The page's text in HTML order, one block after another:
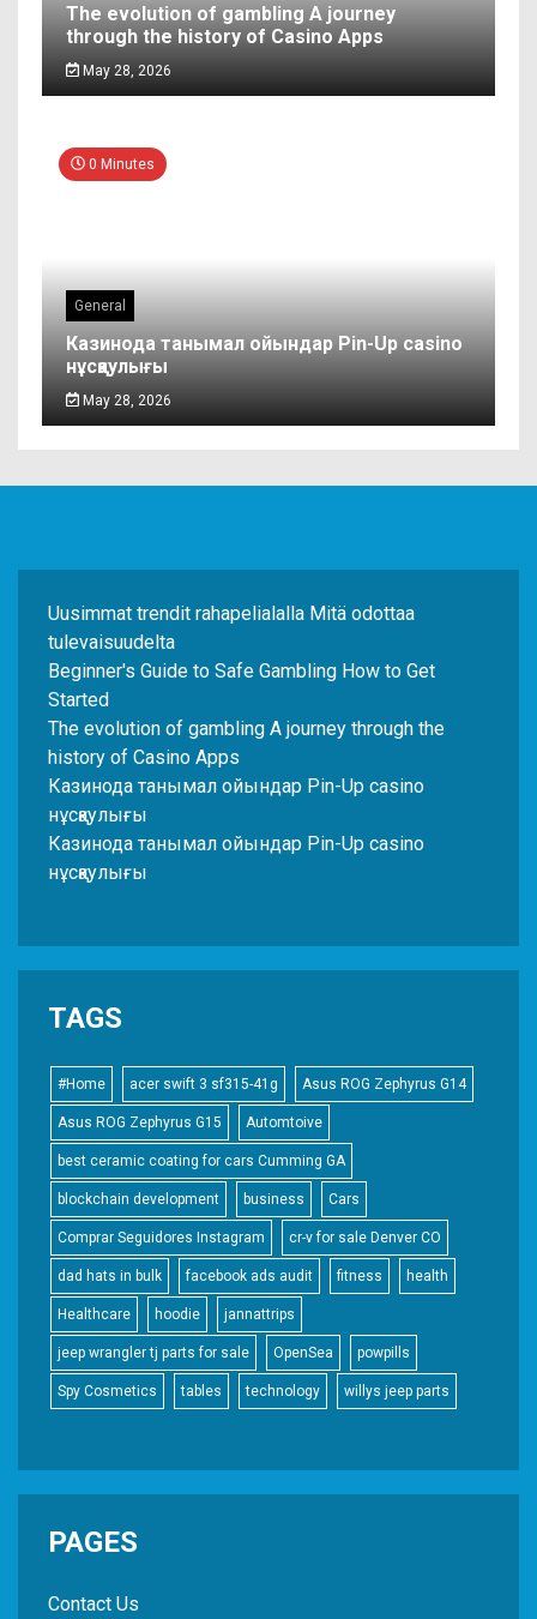
The evolution of gambling A journey
through the history of Casino Apps
May 28, 2026
0 Minutes
General
Казинода танымал ойындар Pin-Up casino
нұсқаулығы
May 28, 2026
Uusimmat trendit rahapelialalla Mitä odottaa
tulevaisuudelta
Beginner's Guide to Safe Gambling How to Get
Started
The evolution of gambling A journey through the
history of Casino Apps
Казинода танымал ойындар Pin-Up casino
нұсқаулығы
Казинода танымал ойындар Pin-Up casino
нұсқаулығы
TAGS
#Home acer swift 3 sf315-41g Asus ROG Zephyrus G14
Asus ROG Zephyrus G15 Automtoive
best ceramic coating for cars Cumming GA
blockchain development business Cars
Comprar Seguidores Instagram cr-v for sale Denver CO
dad hats in bulk facebook ads audit fitness health
Healthcare hoodie jannattrips
jeep wrangler tj parts for sale OpenSea powpills
Spy Cosmetics tables technology willys jeep parts
PAGES
Contact Us